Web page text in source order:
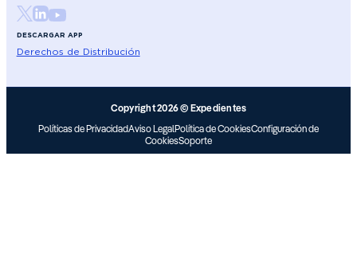
DESCARGAR APP
Derechos de Distribución
Copyright 2026 © Expedientes
Políticas de PrivacidadAviso LegalPolítica de CookiesConfiguración de
CookiesSoporte